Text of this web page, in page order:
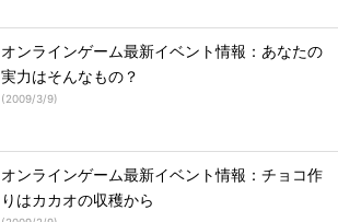
オンラインゲーム最新イベント情報：あなたの
実力はそんなもの？
(2009/3/9)
オンラインゲーム最新イベント情報：チョコ作
りはカカオの収穫から